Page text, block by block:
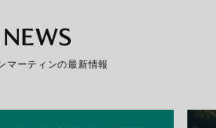
NEWS
マーティンの最新情報